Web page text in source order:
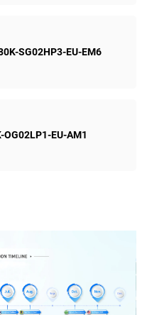
SG02HP3-EU-EM6
EU-AM1